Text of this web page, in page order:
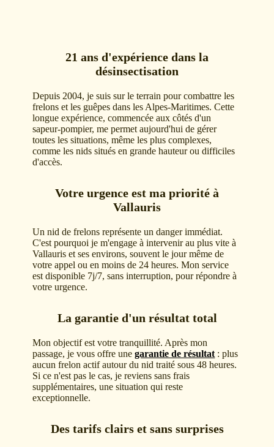
21 ans d'expérience dans la
désinsectisation
Depuis 2004, je suis sur le terrain pour combattre les
frelons et les guêpes dans les Alpes-Maritimes. Cette
longue expérience, commencée aux côtés d'un
sapeur-pompier, me permet aujourd'hui de gérer
toutes les situations, même les plus complexes,
comme les nids situés en grande hauteur ou difficiles
d'accès.
Votre urgence est ma priorité à
Vallauris
Un nid de frelons représente un danger immédiat.
C'est pourquoi je m'engage à intervenir au plus vite à
Vallauris et ses environs, souvent le jour même de
votre appel ou en moins de 24 heures. Mon service
est disponible 7j/7, sans interruption, pour répondre à
votre urgence.
La garantie d'un résultat total
Mon objectif est votre tranquillité. Après mon
passage, je vous offre unegarantie de résultat : plus
aucun frelon actif autour du nid traité sous 48 heures.
Si ce n'est pas le cas, je reviens sans frais
supplémentaires, une situation qui reste
exceptionnelle.
Des tarifs clairs et sans surprises